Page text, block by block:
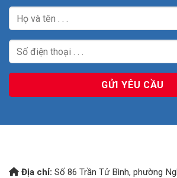
Địa chỉ: Số 86 Trần Tử Bình, phường